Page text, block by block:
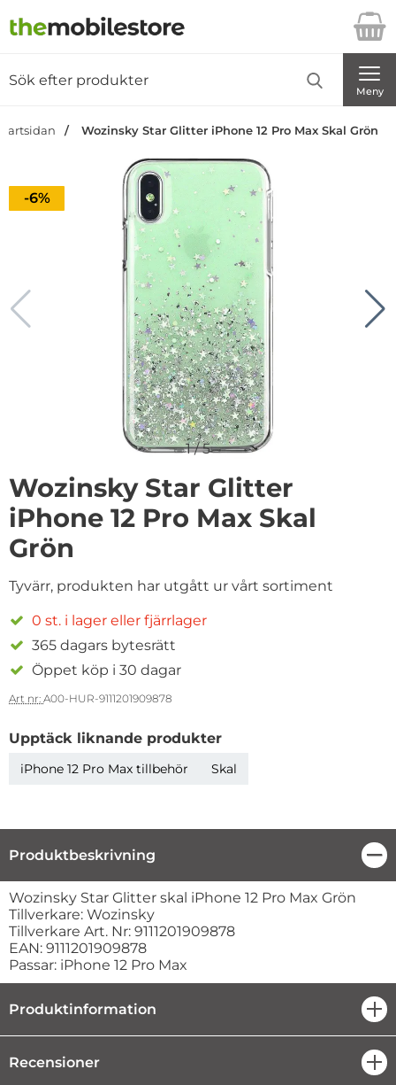
Startsidan för Danira Telecom AB
Meny
Wozinsky Star Glitter iPhone 12 Pro Max Skal Grön
Priset är nedsatt med
-6%
1/5
Wozinsky Star Glitter
iPhone 12 Pro Max Skal
Grön
Tyvärr, produkten har utgått ur vårt sortiment
0 st. i lager eller fjärrlager
365 dagars bytesrätt
Öppet köp i 30 dagar
Art nr: A00-HUR-9111201909878
Upptäck liknande produkter
iPhone 12 Pro Max tillbehör Skal
Produktbeskrivning
Produktbeskrivning
Wozinsky Star Glitter skal iPhone 12 Pro Max Grön
Tillverkare: Wozinsky
Tillverkare Art. Nr: 9111201909878
EAN: 9111201909878
Passar: iPhone 12 Pro Max
Produktinformation
Recensioner